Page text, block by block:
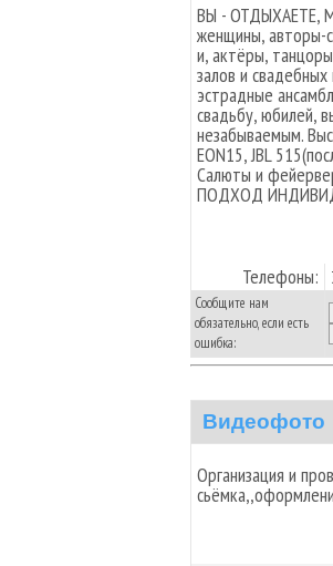
ВЫ - ОТДЫХАЕТЕ,
женщины, авторы-
и, актёры,
залов и
эстрадные
свадьбу, юбилей,
незабываемым.
EON15, JBL
Салюты и
ПОДХОД
Телефоны:
Сообщите нам
обязательно, если есть
ошибка:
Видеофото
Организация и